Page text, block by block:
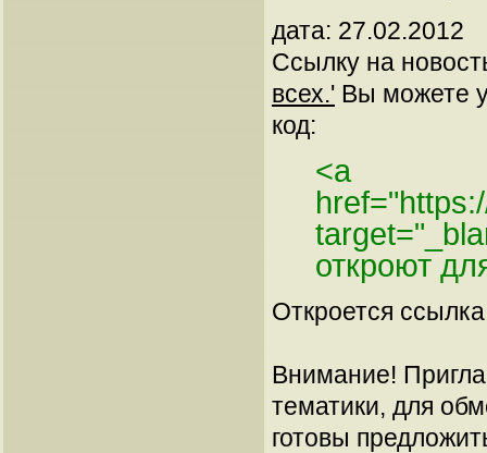
дата: 27.02.2012
Ссылку на
всех.' Вы можете
код:
<a
откроют
Откроется
Внимание!
тематики, для
готовы